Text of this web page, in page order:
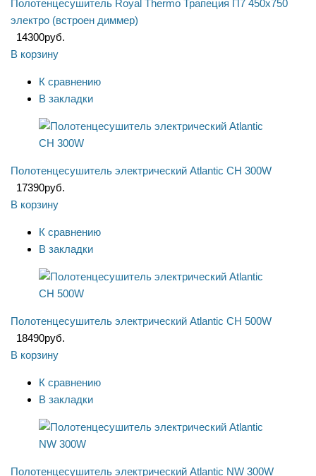
Полотенцесушитель Royal Thermo Трапеция П7 450х750
электро (встроен диммер)
14300руб.
В корзину
К сравнению
В закладки
Полотенцесушитель электрический Atlantic CH 300W
17390руб.
В корзину
К сравнению
В закладки
Полотенцесушитель электрический Atlantic CH 500W
18490руб.
В корзину
К сравнению
В закладки
Полотенцесушитель электрический Atlantic NW 300W